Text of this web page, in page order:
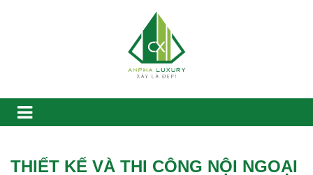
THIẾT KẾ VÀ THI CÔNG NỘI NGOẠI